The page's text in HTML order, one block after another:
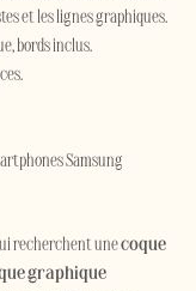
et les lignes graphiques.
bords inclus.
Samsung
recherchent unecoque
graphique